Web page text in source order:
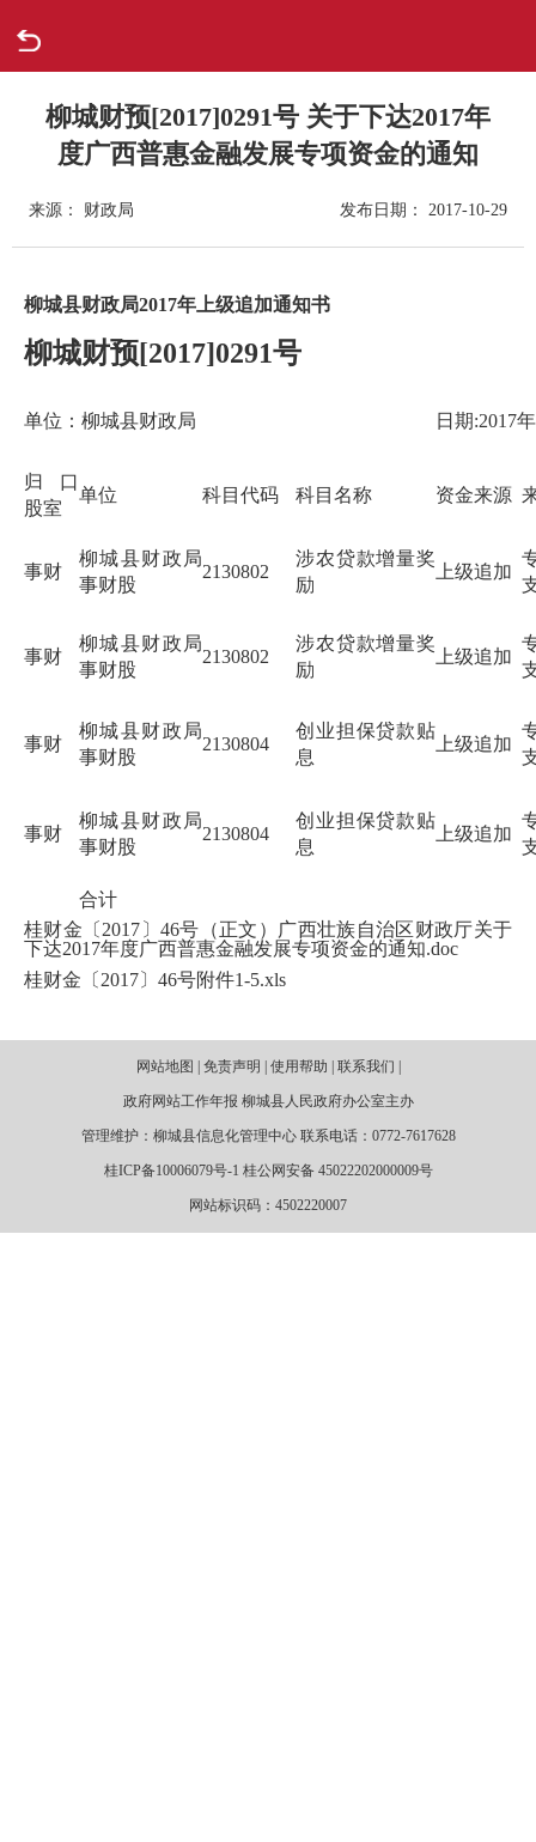
走进柳城
政府信息公开
网上办事
柳城财预[2017]0291号 关于下达2017年
度广西普惠金融发展专项资金的通知
来源： 财政局 发布日期： 2017-10-29
柳城县财政局2017年上级追加通知书
柳城财预[2017]0291号
单位：柳城县财政局 日期:2017
归口
股室
单位 科目代码 科目名称 资金来源
事财
柳城县财政局
事财股
2130802
涉农贷款增量奖
励
上级追加
事财
柳城县财政局
事财股
2130802
涉农贷款增量奖
励
上级追加
事财
柳城县财政局
事财股
2130804
创业担保贷款贴
息
上级追加
事财
柳城县财政局
事财股
2130804
创业担保贷款贴
息
上级追加
合计
桂财金〔2017〕46号（正文）广西壮族自治区财政厅关于
下达2017年度广西普惠金融发展专项资金的通知.doc
桂财金〔2017〕46号附件1-5.xls
网站地图 | 免责声明 | 使用帮助 | 联系我们 |
政府网站工作年报 柳城县人民政府办公室主办
管理维护：柳城县信息化管理中心 联系电话：0772-7617628
桂ICP备10006079号-1 桂公网安备 45022202000009号
网站标识码：4502220007